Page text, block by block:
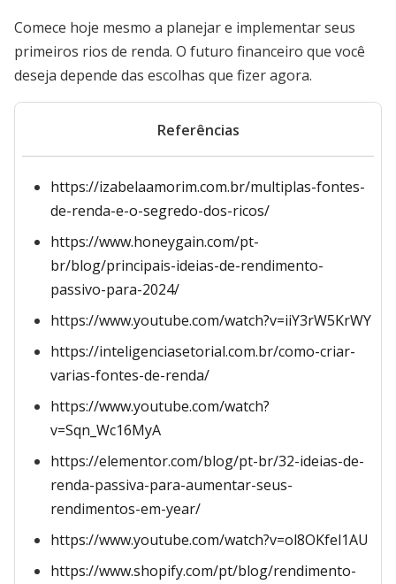
Comece hoje mesmo a planejar e implementar seus
primeiros rios de renda. O futuro financeiro que você
deseja depende das escolhas que fizer agora.
Referências
https://izabelaamorim.com.br/multiplas-fontes-
de-renda-e-o-segredo-dos-ricos/
https://www.honeygain.com/pt-
br/blog/principais-ideias-de-rendimento-
passivo-para-2024/
https://www.youtube.com/watch?v=iiY3rW5KrWY
https://inteligenciasetorial.com.br/como-criar-
varias-fontes-de-renda/
https://www.youtube.com/watch?
v=Sqn_Wc16MyA
https://elementor.com/blog/pt-br/32-ideias-de-
renda-passiva-para-aumentar-seus-
rendimentos-em-year/
https://www.youtube.com/watch?v=ol8OKfel1AU
https://www.shopify.com/pt/blog/rendimento-